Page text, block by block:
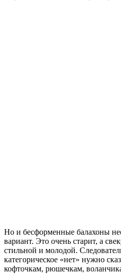
Но и бесформенные балахоны
вариант. Это очень старит, а
стильной и молодой.
категорическое «нет» нужно
кофточкам, рюшечкам,